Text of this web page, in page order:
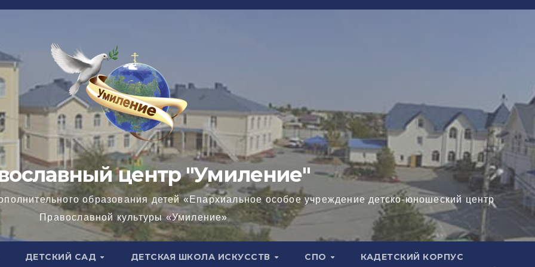
центр "Умиление"
образования детей «Епархиальное особое учреждение детско-юношеский центр
Православной культуры «Умиление»
ДЕТСКИЙ САД ДЕТСКАЯ ШКОЛА ИСКУССТВ СПО КАДЕТСКИЙ КОРПУС